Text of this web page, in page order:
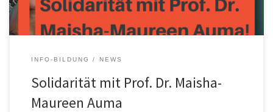
INFO-BILDUNG NEWS
Solidarität mit Prof. Dr. Maisha-
Maureen Auma